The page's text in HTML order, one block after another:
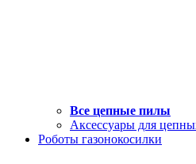
Все цепные пилы
Аксессуары для
Роботы газонокосилки